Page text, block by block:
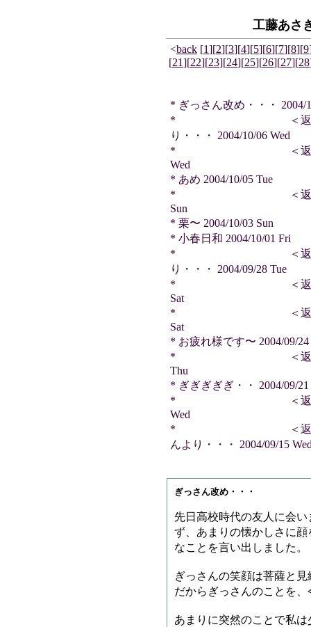
工藤あさ
<back [1][2][3][4][5][6][7][8][9
[21][22][23][24][25][26][27][28
* ぎっさん改め・・・ 2004/
* ＜返信＞ 夜更
り・・・ 2004/10/06 Wed
* ＜返信＞ 永山
Wed
* あめ 2004/10/05 Tue
* ＜返信＞ 梅澤
Sun
* 栗〜 2004/10/03 Sun
* 小春日和 2004/10/01 Fri
* ＜返信＞ さん
り・・・ 2004/09/28 Tue
* ＜返信＞ 梅澤
Sat
* ＜返信＞ あちか
Sat
* お疲れ様です〜 2004/09/24
* ＜返信＞ 永山
Thu
* ぎぎぎぎぎ・・ 2004/09/21
* ＜返信＞ 花京竜
Wed
* ＜返信＞ しが
んより・・・ 2004/09/15
ぎっさん改め・・・
先日高校時代の友人に会
ず、あまりの懐かしさに
なことを言い出しました。
ぎっさんの笑顔は菩薩と
だからぎっさんのことを
あまりに突然のことで私